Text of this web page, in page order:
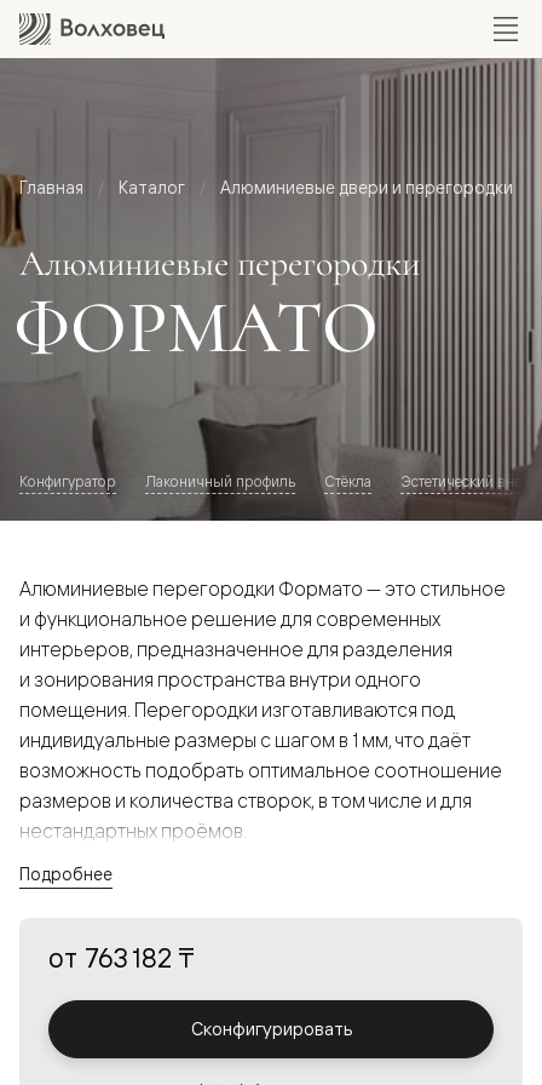
Главная Каталог Алюминиевые двери и перегородки
Алюминиевые перегородки
ФОРМАТО
Конфигуратор Лаконичный профиль Стёкла Эстетический
Алюминиевые перегородки Формато — это стильное
и функциональное решение для современных
интерьеров, предназначенное для разделения
и зонирования пространства внутри одного
помещения. Перегородки изготавливаются под
индивидуальные размеры с шагом в 1 мм, что даёт
возможность подобрать оптимальное соотношение
размеров и количества створок, в том числе и для
нестандартных проёмов.
а большой выбор вставок из стекла с различными
решения в интерьере и варьировать освещённость.
Подробнее
от 763 182 ₸
Сконфигурировать